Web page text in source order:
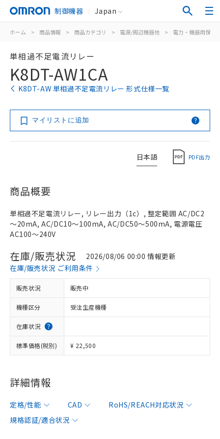
制御機器 Japan
ホーム > 商品情報 > 商品カテゴリ > 電源/周辺機器他 > 電力・機器用保護
単相過不足電流リレー
K8DT-AW1CA
K8DT-AW 単相過不足電流リレー 形式仕様一覧
マイリストに追加
日本語 PDF出力
商品概要
単相過不足電流リレー, リレー出力（1c）, 整定範囲 AC/DC2
～20mA, AC/DC10～100mA, AC/DC50～500mA, 電源電圧
AC100～240V
在庫/販売状況
2026/08/06 00:00 情報更新
在庫/販売状況 ご利用条件
販売状況 販売中
機種区分 受注生産機種
在庫状況
標準価格(税別) ¥ 22,500
詳細情報
定格/性能 CAD
RoHS/REACH対応状況
規格認証/適合状況